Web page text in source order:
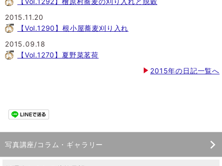
2015.11.20
【Vol.1290】根小屋蕎麦刈り入れ
2015.09.18
【Vol.1270】夏野菜茗荷
2015年の日記一覧へ
写真講座/コラム・ギャラリー